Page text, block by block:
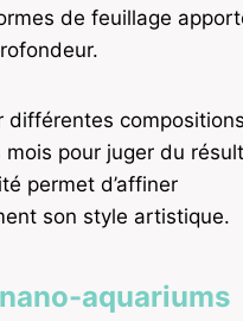
de feuillage
différentes
pour juger du
permet d’affiner
son style artistique.
aquariums